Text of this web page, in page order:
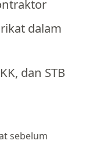
dalam
dan STB
sebelum